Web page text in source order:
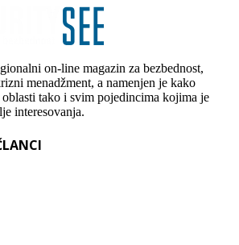
on-line magazin za bezbednost,
menadžment, a namenjen je kako
tako i svim pojedincima kojima je
interesovanja.